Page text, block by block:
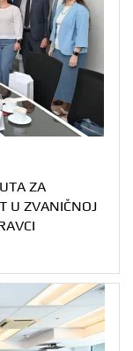
ZA
U ZVANIČNOJ